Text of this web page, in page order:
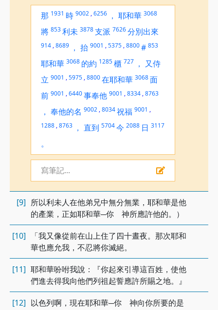
那 1931 時 9002 ,6256 ， 耶和華 3068
將 853利未 3878支派 7626分別出來
914 ,8689 ， 抬 9001 ,5375 ,8800# 853
耶和華 3068 的約 1285櫃 727 ， 又侍
立 9001 ,5975 ,8800在耶和華 3068面
前 9001 ,6440事奉他 9001 ,8334 ,8763
， 奉他的名 9002 ,8034祝福 9001 ,
1288 ,8763 ， 直到 5704今 2088 日 3117
。
寫筆記...
[9] 所以利未人在他弟兄中無分無業，耶和華是他
的產業，正如耶和華─你 神所應許他的。）
[10]
「我又像從前在山上住了四十晝夜。那次耶和
華也應允我，不忍將你滅絕。
[11] 耶和華吩咐我說：『你起來引導這百姓，使他
們進去得我向他們列祖起誓應許所賜之地。』
[12] 以色列啊，現在耶和華─你 神向你所要的是